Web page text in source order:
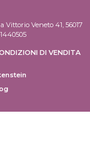
Vittorio Veneto 41, 56017
DI VENDITA